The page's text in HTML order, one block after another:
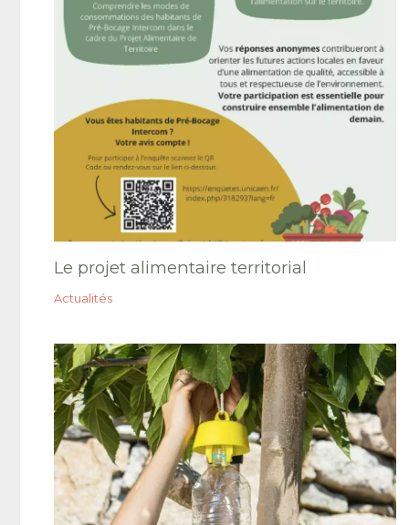
Le projet alimentaire territorial
Actualités